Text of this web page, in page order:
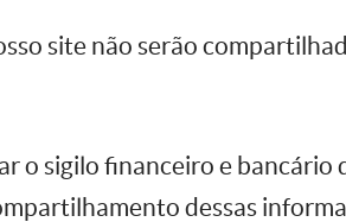
site não serão
o sigilo financeiro e bancário
dessas